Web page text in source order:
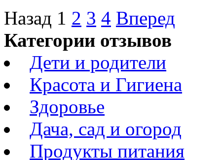
Назад 1 2 3 4 Вперед
Категории отзывов
Дети и родители
Красота и Гигиена
Здоровье
Дача, сад и огород
Продукты питания